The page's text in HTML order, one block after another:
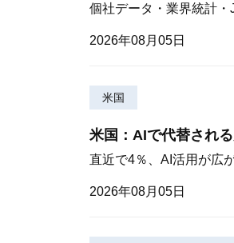
個社データ・業界統計
2026年08月05日
米国
米国：AIで代替され
直近で4％、AI活用が広
2026年08月05日